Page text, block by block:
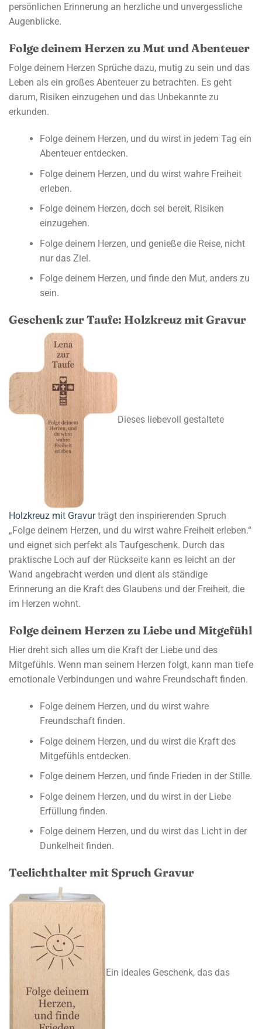
persönlichen Erinnerung an herzliche und unvergessliche
Augenblicke.
Folge deinem Herzen zu Mut und Abenteuer
Folge deinem Herzen Sprüche dazu, mutig zu sein und das
Leben als ein großes Abenteuer zu betrachten. Es geht
darum, Risiken einzugehen und das Unbekannte zu
erkunden.
Folge deinem Herzen, und du wirst in jedem Tag ein
Abenteuer entdecken.
Folge deinem Herzen, und du wirst wahre Freiheit
erleben.
Folge deinem Herzen, doch sei bereit, Risiken
einzugehen.
Folge deinem Herzen, und genieße die Reise, nicht
nur das Ziel.
Folge deinem Herzen, und finde den Mut, anders zu
sein.
Geschenk zur Taufe: Holzkreuz mit Gravur
Dieses liebevoll gestaltete
Holzkreuz mit Gravurträgt den inspirierenden Spruch
„Folge deinem Herzen, und du wirst wahre Freiheit erleben.“
und eignet sich perfekt als Taufgeschenk. Durch das
praktische Loch auf der Rückseite kann es leicht an der
Wand angebracht werden und dient als ständige
Erinnerung an die Kraft des Glaubens und der Freiheit, die
im Herzen wohnt.
Folge deinem Herzen zu Liebe und Mitgefühl
Hier dreht sich alles um die Kraft der Liebe und des
Mitgefühls. Wenn man seinem Herzen folgt, kann man tiefe
emotionale Verbindungen und wahre Freundschaft finden.
Folge deinem Herzen, und du wirst wahre
Freundschaft finden.
Folge deinem Herzen, und du wirst die Kraft des
Mitgefühls entdecken.
Folge deinem Herzen, und finde Frieden in der Stille.
Folge deinem Herzen, und du wirst in der Liebe
Erfüllung finden.
Folge deinem Herzen, und du wirst das Licht in der
Dunkelheit finden.
Teelichthalter mit Spruch Gravur
Ein ideales Geschenk, das das